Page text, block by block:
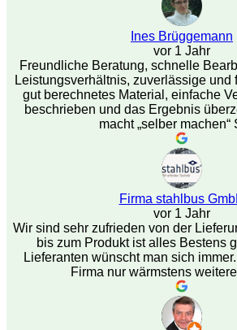
Ines Brüggemann
vor 1 Jahr
Freundliche Beratung, schnelle
Leistungsverhältnis, zuverlässige und
gut berechnetes Material, einfache
beschrieben und das Ergebnis
macht „selber machen“
Firma stahlbus
vor 1 Jahr
Wir sind sehr zufrieden von der
bis zum Produkt ist alles Bestens
Lieferanten wünscht man sich
Firma nur wärmstens